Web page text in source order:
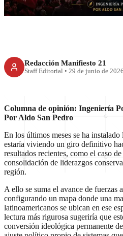
Redacción Manifiesto 21
Staff Editorial • 29 de junio de 2026
Columna de opinión: Ingeniería
Por Aldo San Pedro
En los últimos meses se ha
estaría viviendo un giro definitivo
resultados recientes, como el caso
consolidación de liderazgos
región.
A ello se suma el avance de fuerzas
configurando un mapa donde una
latinoamericanos se ubican en ese
lectura más rigurosa sugeriría que
conversión ideológica permanente